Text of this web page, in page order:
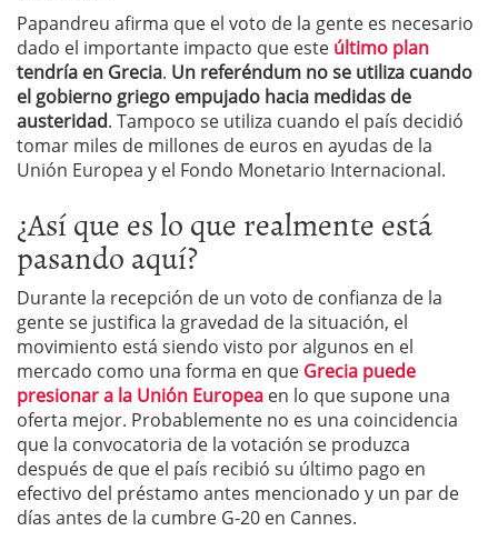
Papandreu afirma que el voto de la gente es necesario
dado el importante impacto que este último plan
tendría en Grecia. Un referéndum no se utiliza cuando
el gobierno griego empujado hacia medidas de
austeridad. Tampoco se utiliza cuando el país decidió
tomar miles de millones de euros en ayudas de la
Unión Europea y el Fondo Monetario Internacional.
¿Así que es lo que realmente está
pasando aquí?
Durante la recepción de un voto de confianza de la
gente se justifica la gravedad de la situación, el
movimiento está siendo visto por algunos en el
mercado como una forma en que Grecia puede
presionar a la Unión Europea en lo que supone una
oferta mejor. Probablemente no es una coincidencia
que la convocatoria de la votación se produzca
después de que el país recibió su último pago en
efectivo del préstamo antes mencionado y un par de
días antes de la cumbre G-20 en Cannes.